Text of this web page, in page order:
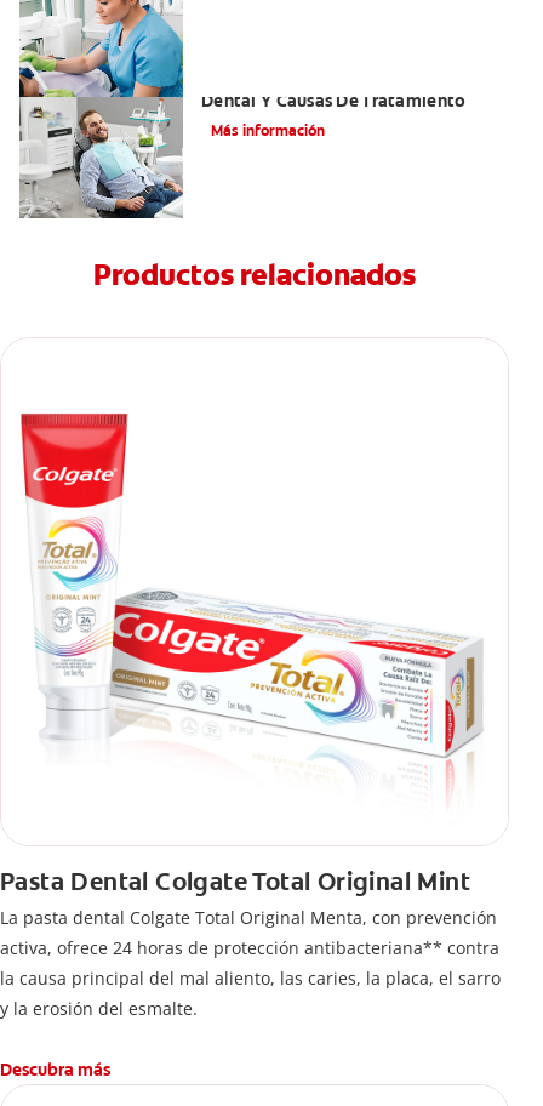
Dental Y Causas De Tratamiento
Más información
Productos relacionados
Pasta Dental Colgate Total Original Mint
La pasta dental Colgate Total Original Menta, con prevención
activa, ofrece 24 horas de protección antibacteriana** contra
la causa principal del mal aliento, las caries, la placa, el sarro
y la erosión del esmalte.
Descubra más